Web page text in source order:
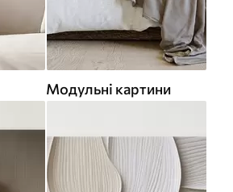
Модульні картини